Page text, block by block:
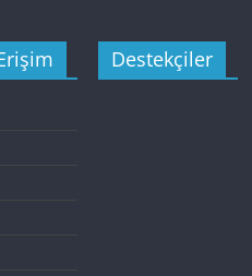
Destekçiler